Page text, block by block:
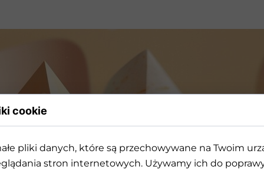
geometrii
cookie
pliki danych, które są przechowywane na Twoim
stron internetowych. Używamy ich do poprawy